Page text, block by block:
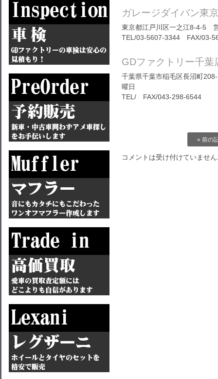
ガレージダイバン東
東京都江戸川区一之江8-4-5
TEL/03-5607-3344 FAX/03-
GDファクトリー千葉
千葉県千葉市稲毛区長沼町
曜日
TEL/ FAX/043-298-6544
« 前の
コメントは受け付けていませ